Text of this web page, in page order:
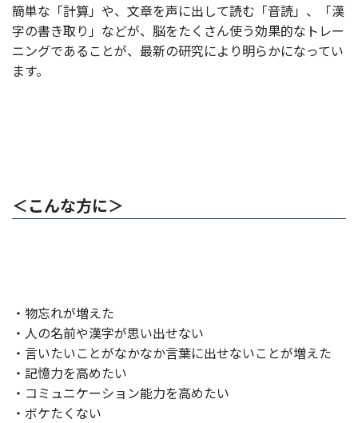
簡単な「計算」や、文章を声に出して読む「音読」、「漢
字の書き取り」などが、脳をたくさん使う効果的なトレー
ニングであることが、最新の研究により明らかになってい
ます。
＜こんな方に＞
・物忘れが増えた
・人の名前や漢字が思い出せない
・言いたいことがなかなか言葉に出せないことが増えた
・記憶力を高めたい
・コミュニケーション能力を高めたい
・ボケたくない